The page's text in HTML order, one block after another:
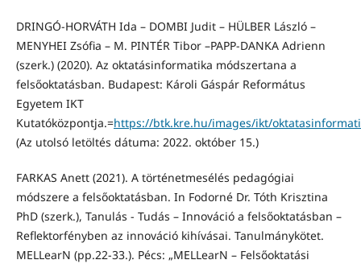
DRINGÓ-HORVÁTH Ida – DOMBI Judit – HÜLBER László –
MENYHEI Zsófia – M. PINTÉR Tibor –PAPP-DANKA Adrienn
(szerk.) (2020). Az oktatásinformatika módszertana a
felsőoktatásban. Budapest: Károli Gáspár Református
Egyetem IKT
Kutatóközpontja.=https://btk.kre.hu/images/ikt/
(Az utolsó letöltés dátuma: 2022. október 15.)
FARKAS Anett (2021). A történetmesélés pedagógiai
módszere a felsőoktatásban. In Fodorné Dr. Tóth Krisztina
PhD (szerk.), Tanulás - Tudás – Innováció a felsőoktatásban –
Reflektorfényben az innováció kihívásai. Tanulmánykötet.
MELLearN (pp.22-33.). Pécs: „MELLearN – Felsőoktatási